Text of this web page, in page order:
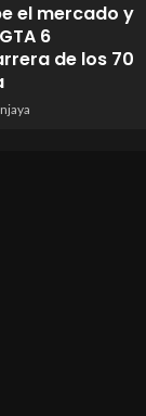
el mercado y
6
de los 70